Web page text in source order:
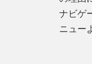
ナビゲ
ニュー